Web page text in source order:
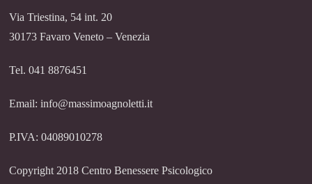
Via Triestina, 54 int. 20
30173 Favaro Veneto – Venezia
Tel. 041 8876451
Email: info@massimoagnoletti.it
P.IVA: 04089010278
Copyright 2018 Centro Benessere Psicologico